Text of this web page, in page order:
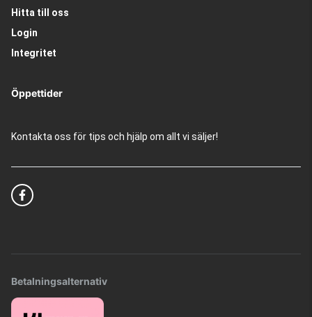
Hitta till oss
Login
Integritet
Öppettider
Kontakta oss för tips och hjälp om allt vi säljer!
Betalningsalternativ